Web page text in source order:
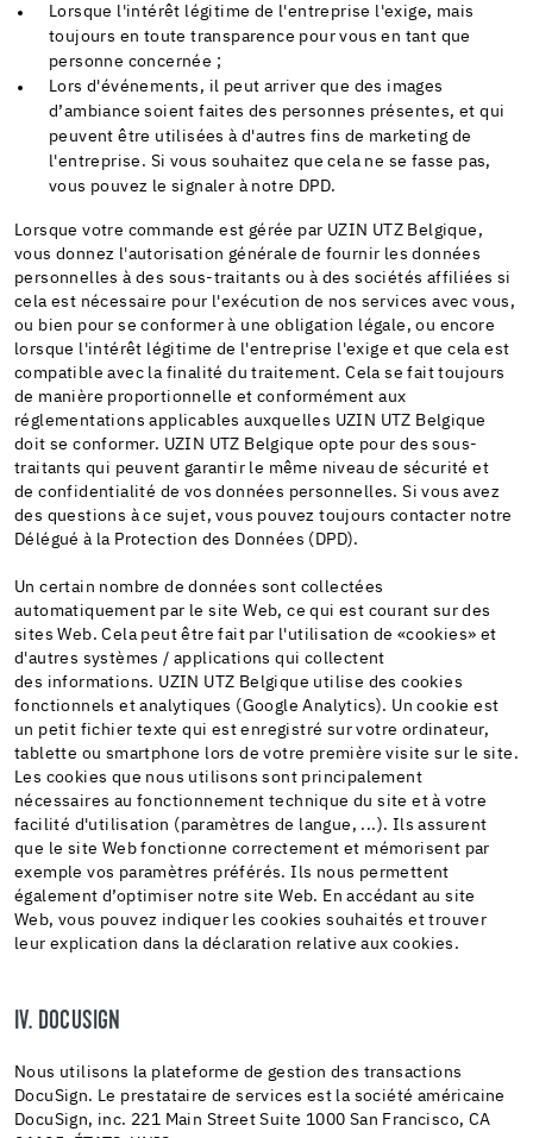
Lorsque l'intérêt légitime de l'entreprise l'exige, mais
toujours en toute transparence pour vous en tant que
personne concernée ;
Lors d'événements, il peut arriver que des images
d’ambiance soient faites des personnes présentes, et qui
peuvent être utilisées à d'autres fins de marketing de
l'entreprise. Si vous souhaitez que cela ne se fasse pas,
vous pouvez le signaler à notre DPD.
Lorsque votre commande est gérée par UZIN UTZ Belgique,
vous donnez l'autorisation générale de fournir les données
personnelles à des sous-traitants ou à des sociétés affiliées si
cela est nécessaire pour l'exécution de nos services avec vous,
ou bien pour se conformer à une obligation légale, ou encore
lorsque l'intérêt légitime de l'entreprise l'exige et que cela est
compatible avec la finalité du traitement. Cela se fait toujours
de manière proportionnelle et conformément aux
réglementations applicables auxquelles UZIN UTZ Belgique
doit se conformer. UZIN UTZ Belgique opte pour des sous-
traitants qui peuvent garantir le même niveau de sécurité et
de confidentialité de vos données personnelles. Si vous avez
des questions à ce sujet, vous pouvez toujours contacter notre
Délégué à la Protection des Données (DPD).
Un certain nombre de données sont collectées
automatiquement par le site Web, ce qui est courant sur des
sites Web. Cela peut être fait par l'utilisation de «cookies» et
d'autres systèmes / applications qui collectent
des informations. UZIN UTZ Belgique utilise des cookies
fonctionnels et analytiques (Google Analytics). Un cookie est
un petit fichier texte qui est enregistré sur votre ordinateur,
tablette ou smartphone lors de votre première visite sur le site.
Les cookies que nous utilisons sont principalement
nécessaires au fonctionnement technique du site et à votre
facilité d'utilisation (paramètres de langue, ...). Ils assurent
que le site Web fonctionne correctement et mémorisent par
exemple vos paramètres préférés. Ils nous permettent
également d’optimiser notre site Web. En accédant au site
Web, vous pouvez indiquer les cookies souhaités et trouver
leur explication dans la déclaration relative aux cookies.
IV. DOCUSIGN
Nous utilisons la plateforme de gestion des transactions
DocuSign. Le prestataire de services est la société américaine
DocuSign, inc. 221 Main Street Suite 1000 San Francisco, CA